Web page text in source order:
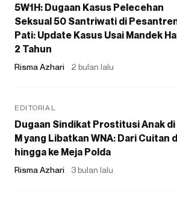
5W1H: Dugaan Kasus Pelecehan
Seksual 50 Santriwati di
Pati: Update Kasus Usai Mandek
2 Tahun
Risma Azhari 2 bulan lalu
EDITORIAL
Dugaan Sindikat Prostitusi Anak di
M yang Libatkan WNA: Dari Cuitan
hingga ke Meja Polda
Risma Azhari 3 bulan lalu